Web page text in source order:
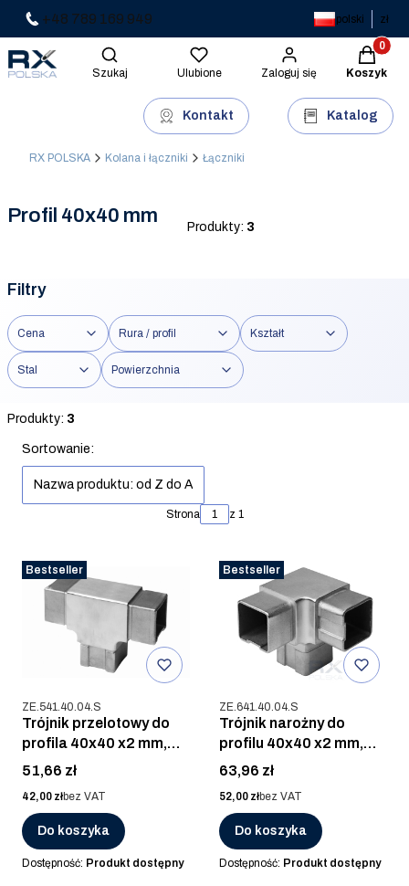
+48 789 169 949 polski zł
Otwórz wyszukiwarkę
Szukaj Ulubione Zaloguj się Koszyk
Kontakt Katalog
RX POLSKA Kolana i łączniki Łączniki
Profil 40x40 mm
Produkty: 3
Filtry
Cena Rura / profil Kształt
Stal Powierzchnia
Koniec filtrów
Produkty: 3
Lista produktów
Sortowanie:
Nazwa produktu: od Z do A
Strona z 1
Bestseller
Kod produktu
ZE.541.40.04.S
Trójnik przelotowy do
profila 40x40 x2 mm,
AISI 304, SZLIF
Cena
51,66 zł
Cena
42,00 złbez VAT
Do koszyka
Dostępność: Produkt dostępny
Bestseller
Kod produktu
ZE.641.40.04.S
Trójnik narożny do
profilu 40x40 x2 mm,
AISI 304, SZLIF
Cena
63,96 zł
Cena
52,00 złbez VAT
Do koszyka
Dostępność: Produkt dostępny